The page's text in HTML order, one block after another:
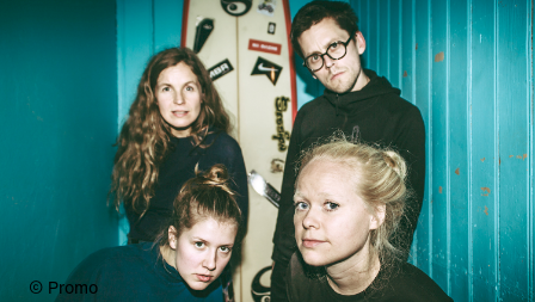
© Promo
© Promo